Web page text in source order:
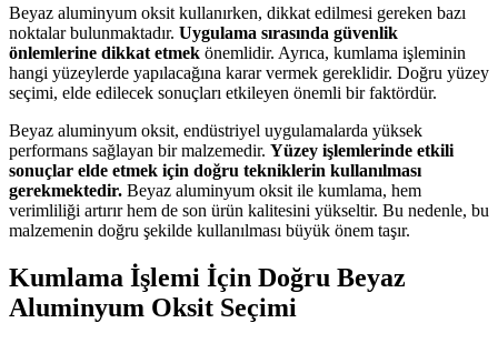
Beyaz aluminyum oksit kullanırken, dikkat edilmesi gereken bazı
noktalar bulunmaktadır. Uygulama sırasında güvenlik
önlemlerine dikkat etmek önemlidir. Ayrıca, kumlama işleminin
hangi yüzeylerde yapılacağına karar vermek gereklidir. Doğru yüzey
seçimi, elde edilecek sonuçları etkileyen önemli bir faktördür.
Beyaz aluminyum oksit, endüstriyel uygulamalarda yüksek
performans sağlayan bir malzemedir. Yüzey işlemlerinde etkili
sonuçlar elde etmek için doğru tekniklerin kullanılması
gerekmektedir. Beyaz aluminyum oksit ile kumlama, hem
verimliliği artırır hem de son ürün kalitesini yükseltir. Bu nedenle, bu
malzemenin doğru şekilde kullanılması büyük önem taşır.
Kumlama İşlemi İçin Doğru Beyaz
Aluminyum Oksit Seçimi